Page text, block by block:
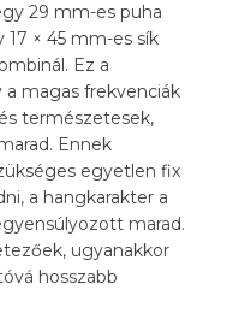
29 mm-es puha
× 45 mm-es sík
Ez a
magas frekvenciák
természetesek,
Ennek
egyetlen fix
a hangkarakter a
marad.
ugyanakkor
hosszabb